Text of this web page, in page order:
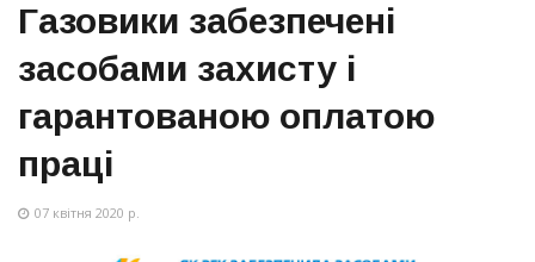
Газовики забезпечені
засобами захисту і
гарантованою оплатою
праці
07 квітня 2020 р.